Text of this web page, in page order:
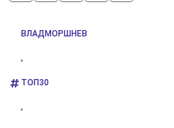
ВЛАДМОРШНЕВ
,
ТОП30
,